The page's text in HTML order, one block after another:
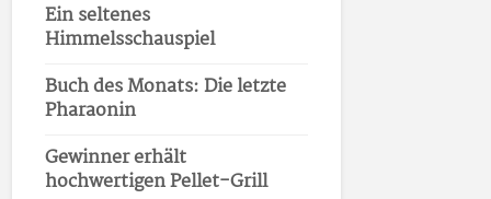
Ein seltenes
Himmelsschauspiel
Buch des Monats: Die letzte
Pharaonin
Gewinner erhält
hochwertigen Pellet-Grill